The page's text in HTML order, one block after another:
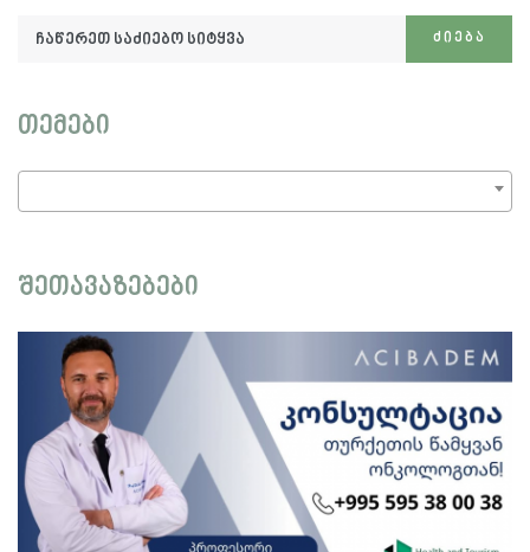
ჩაწერეთ
საძიებო
ᲫᲘᲔᲑᲐ
თემები
შეთავაზებები